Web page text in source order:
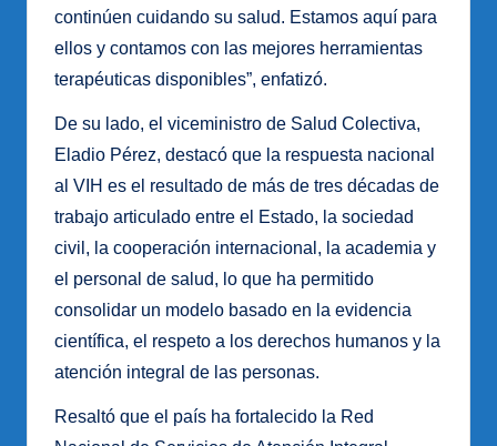
continúen cuidando su salud. Estamos aquí para
ellos y contamos con las mejores herramientas
terapéuticas disponibles”, enfatizó.
De su lado, el viceministro de Salud Colectiva,
Eladio Pérez, destacó que la respuesta nacional
al VIH es el resultado de más de tres décadas de
trabajo articulado entre el Estado, la sociedad
civil, la cooperación internacional, la academia y
el personal de salud, lo que ha permitido
consolidar un modelo basado en la evidencia
científica, el respeto a los derechos humanos y la
atención integral de las personas.
Resaltó que el país ha fortalecido la Red